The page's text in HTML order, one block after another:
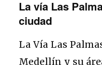
La vía Las
ciudad
La Vía Las
Medellín y su